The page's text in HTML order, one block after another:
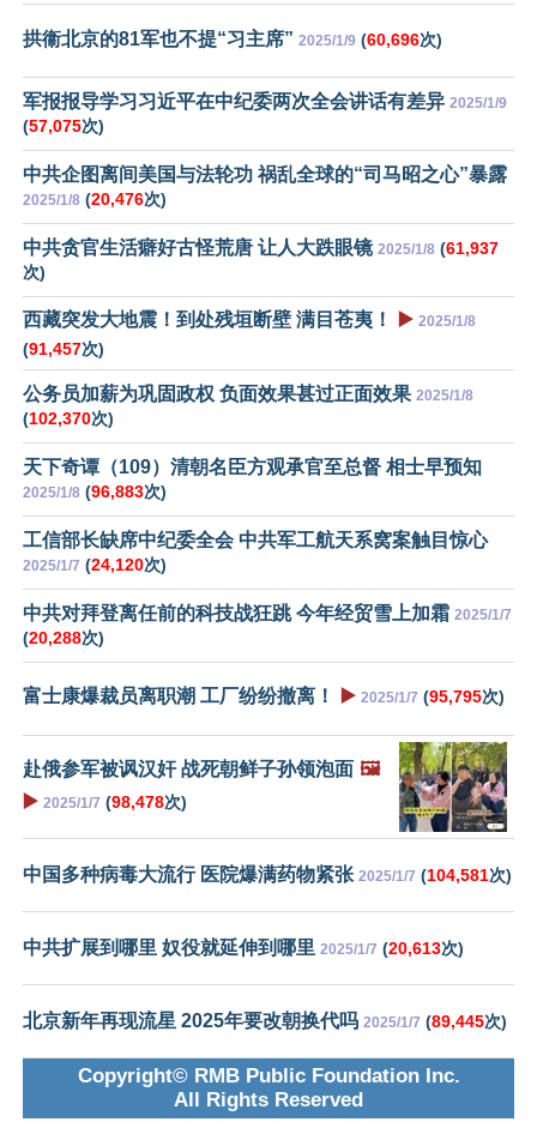
拱衞北京的81军也不提“习主席” 2025/1/9 (60,696次)
军报报导学习习近平在中纪委两次全会讲话有差异 2025/1/9
(57,075次)
中共企图离间美国与法轮功 祸乱全球的“司马昭之心”暴露
2025/1/8 (20,476次)
中共贪官生活癖好古怪荒唐 让人大跌眼镜 2025/1/8 (61,937
次)
西藏突发大地震！到处残垣断壁 满目苍夷！ ▶️ 2025/1/8
(91,457次)
公务员加薪为巩固政权 负面效果甚过正面效果 2025/1/8
(102,370次)
天下奇谭（109）清朝名臣方观承官至总督 相士早预知
2025/1/8 (96,883次)
工信部长缺席中纪委全会 中共军工航天系窝案触目惊心
2025/1/7 (24,120次)
中共对拜登离任前的科技战狂跳 今年经贸雪上加霜 2025/1/7
(20,288次)
富士康爆裁员离职潮 工厂纷纷撤离！ ▶️ 2025/1/7 (95,795次)
赴俄参军被讽汉奸 战死朝鲜子孙领泡面 🖼️
▶️ 2025/1/7 (98,478次)
中国多种病毒大流行 医院爆满药物紧张 2025/1/7 (104,581次)
中共扩展到哪里 奴役就延伸到哪里 2025/1/7 (20,613次)
北京新年再现流星 2025年要改朝换代吗 2025/1/7 (89,445次)
Copyright© RMB Public Foundation Inc.
All Rights Reserved